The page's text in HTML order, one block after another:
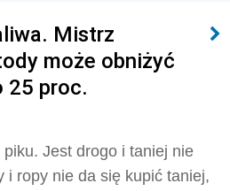
Mistrz
może obniżyć
25 proc.
Jest drogo i taniej nie
i ropy nie da się kupić taniej,